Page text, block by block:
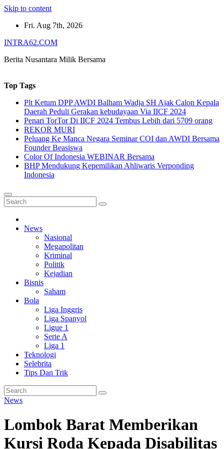
Skip to content
Fri. Aug 7th, 2026
INTRA62.COM
Berita Nusantara Milik Bersama
Top Tags
Plt Ketum DPP AWDI Balham Wadja SH Ajak Calon Kepala
Daerah Peduli Gerakan kebudayaan Via IICF 2024
Penari TorTor Di IICF 2024 Tembus Lebih dari 5709 orang
REKOR MURI
Peluang Ke Manca Negara Seminar COI dan AWDI Bersama
Founder Beasiswa
Color Of Indonesia WEBINAR Bersama
BHP Mendukung Kepemilikan Ahliwaris Verponding
Indonesia
News
Nasional
Megapolitan
Kriminal
Politik
Kejadian
Bisnis
Saham
Bola
Liga Inggris
Liga Spanyol
Ligue 1
Serie A
Liga 1
Teknologi
Selebrita
Tips Dan Trik
News
Lombok Barat Memberikan
Kursi Roda Kepada Disabilitas